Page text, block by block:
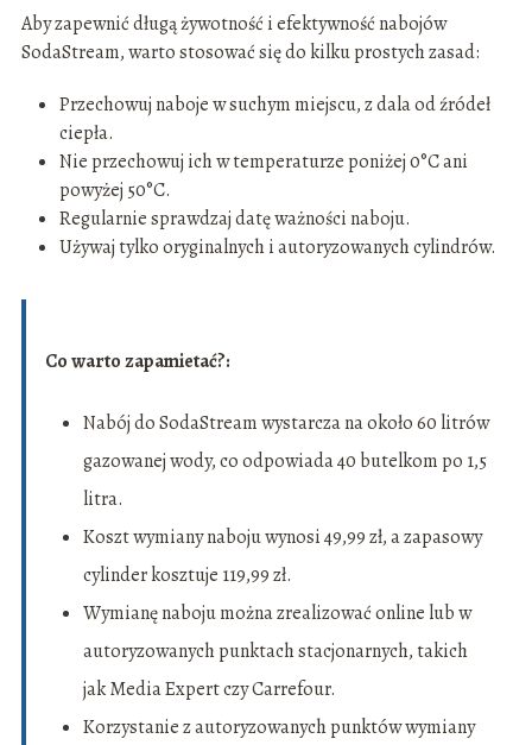
Aby zapewnić długą żywotność i efektywność nabojów
SodaStream, warto stosować się do kilku prostych zasad:
Przechowuj naboje w suchym miejscu, z dala od źródeł
ciepła.
Nie przechowuj ich w temperaturze poniżej 0°C ani
powyżej 50°C.
Regularnie sprawdzaj datę ważności naboju.
Używaj tylko oryginalnych i autoryzowanych cylindrów.
Co warto zapamietać?:
Nabój do SodaStream wystarcza na około 60 litrów
gazowanej wody, co odpowiada 40 butelkom po 1,5
litra.
Koszt wymiany naboju wynosi 49,99 zł, a zapasowy
cylinder kosztuje 119,99 zł.
Wymianę naboju można zrealizować online lub w
autoryzowanych punktach stacjonarnych, takich
jak Media Expert czy Carrefour.
Korzystanie z autoryzowanych punktów wymiany